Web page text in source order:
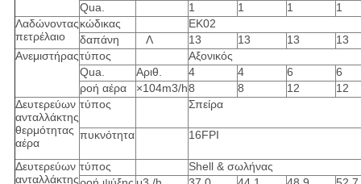
Qua.
1 1 1
1
Λαδώνοντας
πετρέλαιο
κώδικας
EK02
δαπάνη
Λ 13 13 13
13
Ανεμιστήραςτύπος
Αξονικός
Qua.
Αριθ. 4 4 6
6
ροή αέρα
×104m3/h8 8 12
12
Δευτερεύων
ανταλλάκτης
θερμότητας
αέρα
τύπος Σπείρα
πυκνότητα 16FPI
Δευτερεύων
ανταλλάκτης
τύπος
Shell & σωλήνας